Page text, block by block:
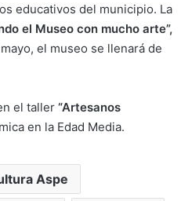
educativos del municipio. La
el Museo con mucho arte”,
el museo se llenará de
el taller “Artesanos
en la Edad Media.
Aspe